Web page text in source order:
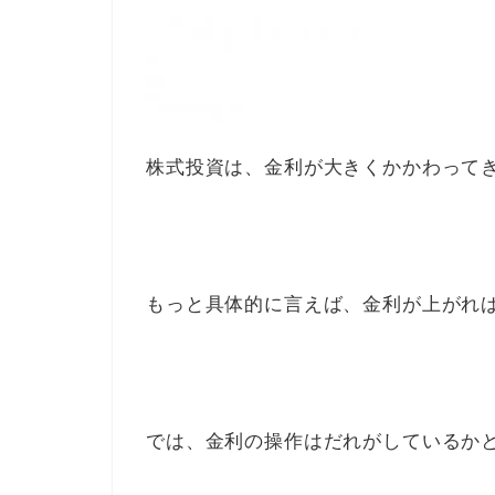
株式投資は、金利が大きくかかわって
もっと具体的に言えば、金利が上がれ
では、金利の操作はだれがしているか